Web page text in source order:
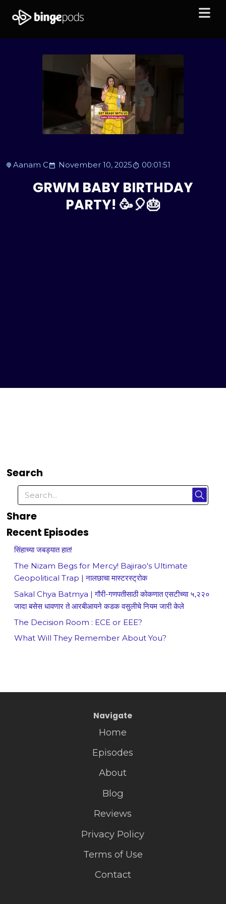
Aanam C November 10, 2025 00:01:51
GRWM BABY BIRTHDAY
PARTY! 🥳🎈🎂
Search
Share
Recent Episodes
सिंहाच्या जबड्यात हात!
The Nizam Begs for Mercy! Bajirao's Ultimate
Geopolitical Trap | नालछाचा मास्टरस्ट्रोक
Sakal Chya Batmya | गौरी-गणपतीसाठी कोकणात एसटीच्या ५,२२०
जादा बसेस धावणार ते आरबीआयने कडक वसुलीचे नियम जारी केले
The Decision Room : ECE or EEE?
What Will They Remember About You?
Navigate
Home
Episodes
About
Blog
Reviews
Privacy Policy
Terms of Use
Contact